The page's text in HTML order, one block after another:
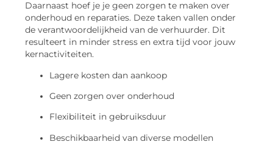
Daarnaast hoef je je geen zorgen te maken over
onderhoud en reparaties. Deze taken vallen onder
de verantwoordelijkheid van de verhuurder. Dit
resulteert in minder stress en extra tijd voor jouw
kernactiviteiten.
Lagere kosten dan aankoop
Geen zorgen over onderhoud
Flexibiliteit in gebruiksduur
Beschikbaarheid van diverse modellen